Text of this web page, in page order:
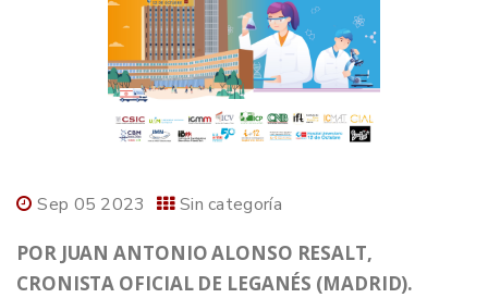
Sep 05 2023 Sin categoría
POR JUAN ANTONIO ALONSO RESALT,
CRONISTA OFICIAL DE LEGANÉS (MADRID).